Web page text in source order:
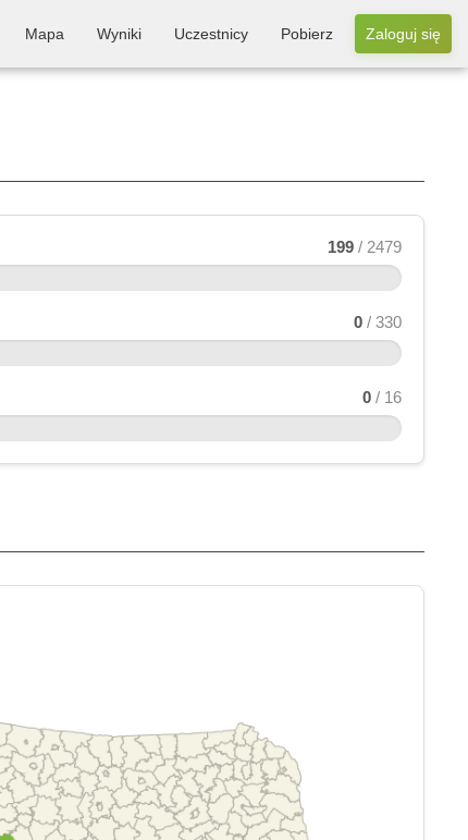
Mapa Wyniki Uczestnicy Pobierz Zaloguj się
199 / 2479
0 / 330
0 / 16